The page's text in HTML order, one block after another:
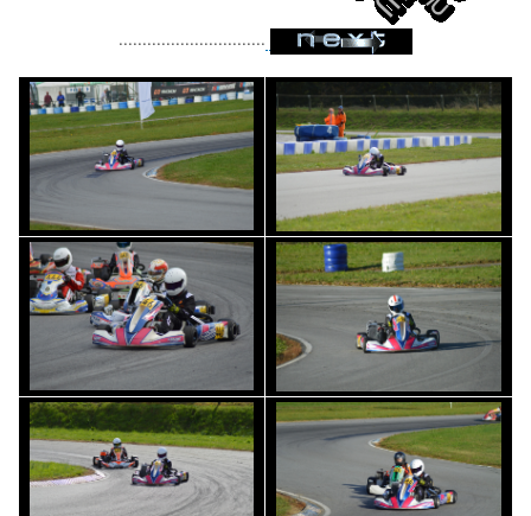
...............................